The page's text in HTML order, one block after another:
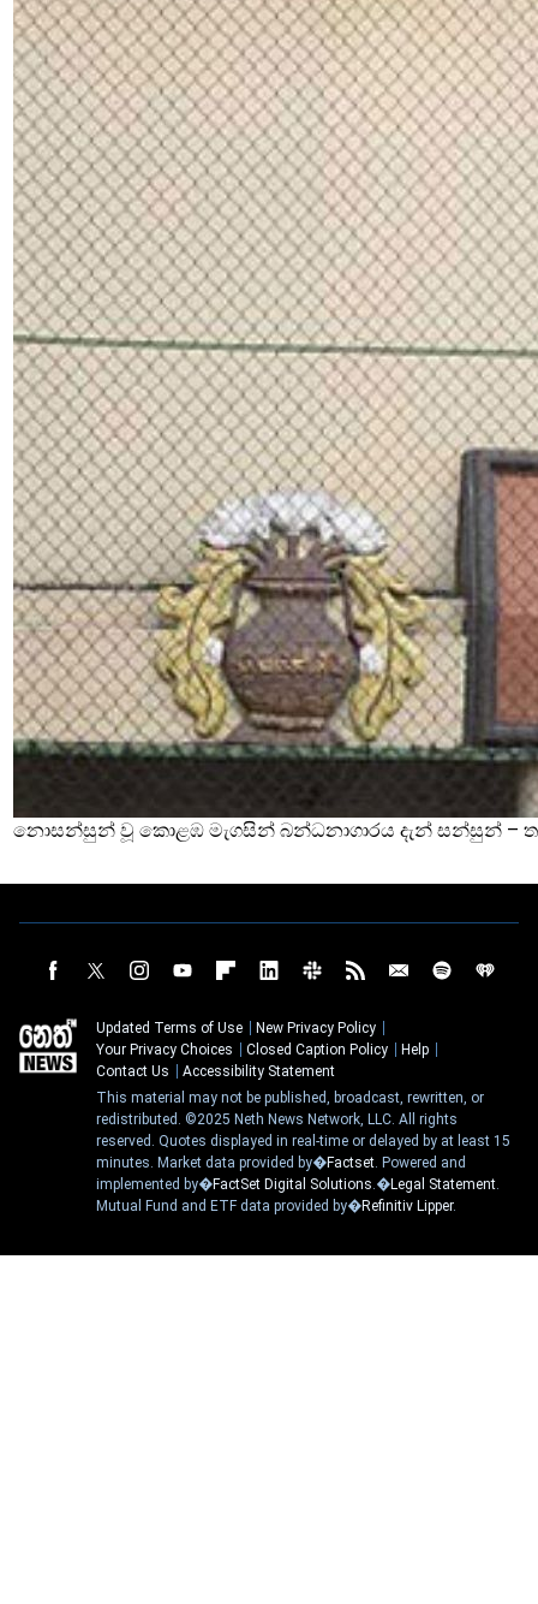
නොසන්සුන් වූ කොළඹ මැගසින් බන්ධනාගාරය දැන් සන්සුන් –
Updated Terms of Use
New Privacy Policy
Your Privacy Choices
Closed Caption Policy
Help
Contact Us
Accessibility Statement
This material may not be published, broadcast, rewritten, or
redistributed. ©2025 Neth News Network, LLC. All rights
reserved. Quotes displayed in real-time or delayed by at least 15
minutes. Market data provided by�Factset. Powered and
implemented by�FactSet Digital Solutions.�Legal Statement.
Mutual Fund and ETF data provided by�Refinitiv Lipper.